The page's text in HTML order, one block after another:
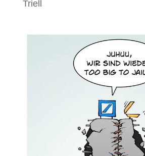
Triell